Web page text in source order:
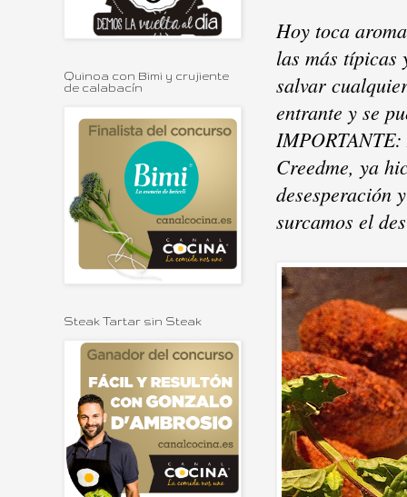
Hoy toca
las más típicas
salvar
entrante y se
Creedme, ya
desesperación
surcamos el
Quinoa con Bimi y crujiente
de calabacín
Steak Tartar sin Steak